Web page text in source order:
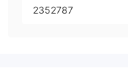
2352787